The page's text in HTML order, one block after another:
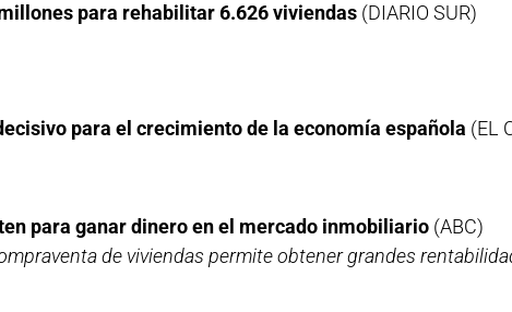
para rehabilitar 6.626 viviendas (DIARIO SUR)
para el crecimiento de la economía española (EL
para ganar dinero en el mercado inmobiliario (ABC)
de viviendas permite obtener grandes